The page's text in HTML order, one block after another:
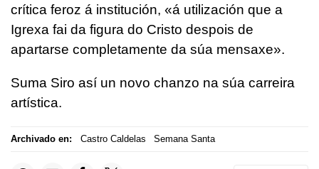
crítica feroz á institución, «á utilización que a
Igrexa fai da figura do Cristo despois de
apartarse completamente da súa mensaxe».
Suma Siro así un novo chanzo na súa carreira
artística.
Archivado en: Castro Caldelas Semana Santa